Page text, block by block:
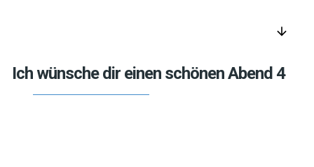
arrow_downward
Ich wünsche dir einen schönen Abend 4